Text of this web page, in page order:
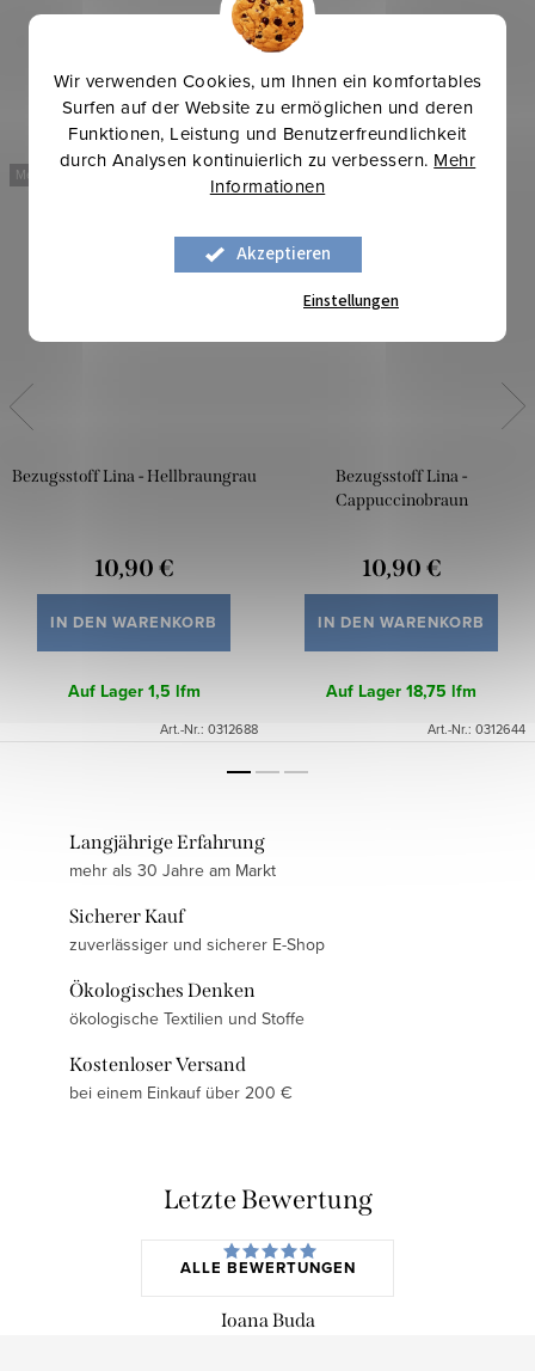
Wir verwenden Cookies, um Ihnen ein komfortables
Surfen auf der Website zu ermöglichen und deren
Funktionen, Leistung und Benutzerfreundlichkeit
durch Analysen kontinuierlich zu verbessern. Mehr
Informationen
Akzeptieren
Einstellungen
Mehr für weniger
Bezugsstoff Lina - Hellbraungrau
10,90 €
IN DEN WARENKORB
Auf Lager 1,5 lfm
Art.-Nr.: 0312688
Bezugsstoff Lina -
Cappuccinobraun
10,90 €
IN DEN WARENKORB
Auf Lager 18,75 lfm
Art.-Nr.: 0312644
Langjährige Erfahrung
mehr als 30 Jahre am Markt
Sicherer Kauf
zuverlässiger und sicherer E-Shop
Ökologisches Denken
ökologische Textilien und Stoffe
Kostenloser Versand
bei einem Einkauf über 200 €
Letzte Bewertung
ALLE BEWERTUNGEN
Ioana Buda